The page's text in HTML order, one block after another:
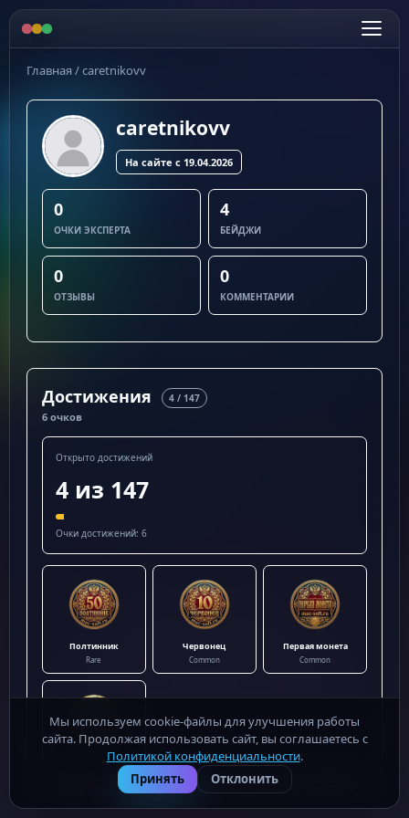
Главная/caretnikovv
caretnikovv
На сайте с 19.04.2026
0
ОЧКИ ЭКСПЕРТА
4
БЕЙДЖИ
0
ОТЗЫВЫ
0
КОММЕНТАРИИ
Достижения 4 / 147
6 очков
Открыто достижений
4 из 147
Очки достижений: 6
Полтинник
Rare
Червонец
Common
Первая монета
Common
Слушатель
Показать все достижения
Mac-Soft.ru - бесплатные программы для macOS ·
конфиденциальности
· Роскомнадзор (ОПД): № 32-26-014202
Мы используем cookie-файлы для улучшения работы
сайта. Продолжая использовать сайт, вы соглашаетесь с
Политикой конфиденциальности.
Принять
Отклонить